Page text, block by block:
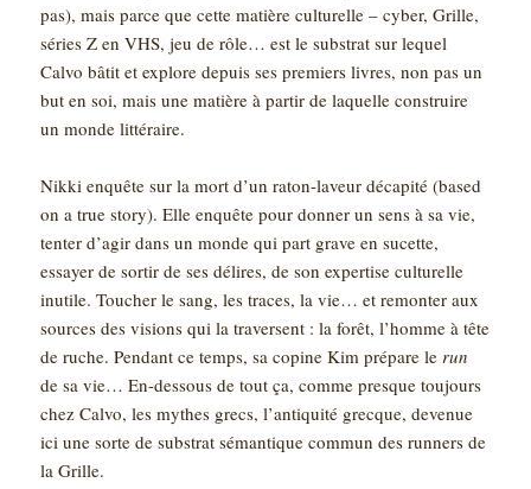
pas), mais parce que cette matière culturelle – cyber, Grille,
séries Z en VHS, jeu de rôle… est le substrat sur lequel
Calvo bâtit et explore depuis ses premiers livres, non pas un
but en soi, mais une matière à partir de laquelle construire
un monde littéraire.
Nikki enquête sur la mort d’un raton-laveur décapité (based
on a true story). Elle enquête pour donner un sens à sa vie,
tenter d’agir dans un monde qui part grave en sucette,
essayer de sortir de ses délires, de son expertise culturelle
inutile. Toucher le sang, les traces, la vie… et remonter aux
sources des visions qui la traversent : la forêt, l’homme à tête
de ruche. Pendant ce temps, sa copine Kim prépare lerun
de sa vie… En-dessous de tout ça, comme presque toujours
chez Calvo, les mythes grecs, l’antiquité grecque, devenue
ici une sorte de substrat sémantique commun des runners de
la Grille.